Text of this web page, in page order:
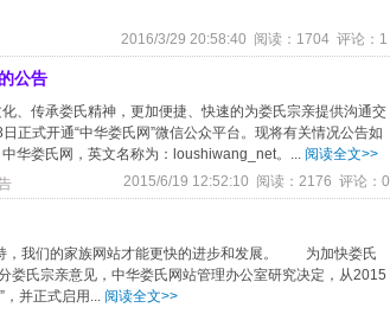
2016/3/29 20:58:40 阅读：1704 评论：1
公告
、传承娄氏精神，更加便捷、快速的为娄氏宗亲提供沟通交
正式开通“中华娄氏网”微信公众平台。现将有关情况公告如
华娄氏网，英文名称为：loushiwang_net。... 阅读全文>>
2015/6/19 12:52:10 阅读：2176 评论：0
，我们的家族网站才能更快的进步和发展。 为加快娄氏
娄氏宗亲意见，中华娄氏网站管理办公室研究决定，从2015
，并正式启用... 阅读全文>>